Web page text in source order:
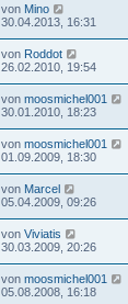
von Mino
30.04.2013, 16:31
von Roddot
26.02.2010, 19:54
von moosmichel001
30.01.2010, 18:23
von moosmichel001
01.09.2009, 18:30
von Marcel
05.04.2009, 09:26
von Viviatis
30.03.2009, 20:26
von moosmichel001
05.08.2008, 16:18